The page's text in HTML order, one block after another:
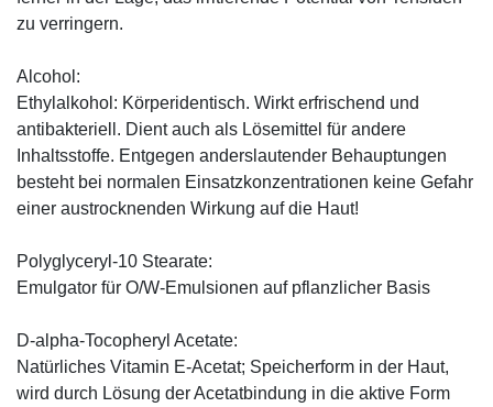
zu verringern.
Alcohol:
Ethylalkohol: Körperidentisch. Wirkt erfrischend und
antibakteriell. Dient auch als Lösemittel für andere
Inhaltsstoffe. Entgegen anderslautender Behauptungen
besteht bei normalen Einsatzkonzentrationen keine Gefahr
einer austrocknenden Wirkung auf die Haut!
Polyglyceryl-10 Stearate:
Emulgator für O/W-Emulsionen auf pflanzlicher Basis
D-alpha-Tocopheryl Acetate:
Natürliches Vitamin E-Acetat; Speicherform in der Haut,
wird durch Lösung der Acetatbindung in die aktive Form